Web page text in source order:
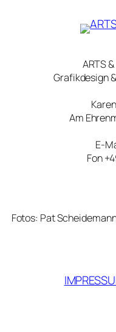
ARTS
Grafikdesign
Am
E-
Fon
Fotos: Pat